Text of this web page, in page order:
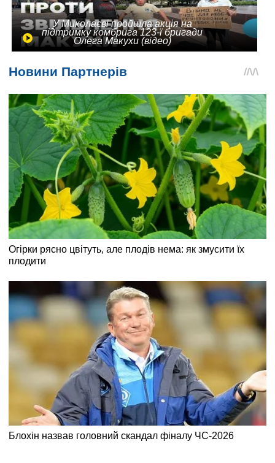
У Миколаєві пройшла акція на
підтримку комбрига 123-ї бригади
Олега Макухи (відео)